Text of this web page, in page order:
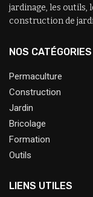
jardinage, les outils,
construction de
NOS CATÉGORIES
Permaculture
Construction
Jardin
Bricolage
Formation
Outils
LIENS UTILES